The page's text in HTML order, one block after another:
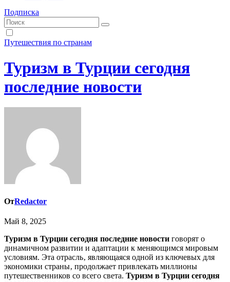
Подписка
Путешествия по странам
Туризм в Турции сегодня
последние новости
ОтRedactor
Май 8, 2025
Туризм в Турции сегодня последние новости говорят о
динамичном развитии и адаптации к меняющимся мировым
условиям. Эта отрасль‚ являющаяся одной из ключевых для
экономики страны‚ продолжает привлекать миллионы
путешественников со всего света. Туризм в Турции сегодня